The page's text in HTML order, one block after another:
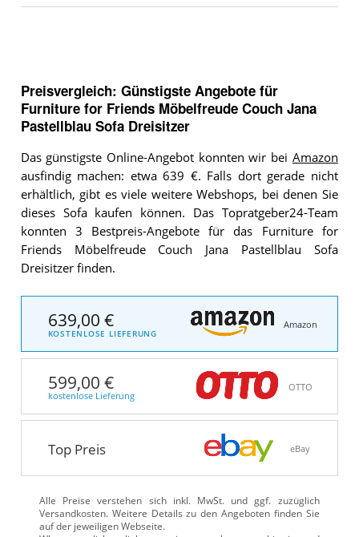
Preisvergleich: Günstigste Angebote für
Furniture for Friends Möbelfreude Couch Jana
Pastellblau Sofa Dreisitzer
Das günstigste Online-Angebot konnten wir bei Amazon
ausfindig machen: etwa 639 €. Falls dort gerade nicht
erhältlich, gibt es viele weitere Webshops, bei denen Sie
dieses Sofa kaufen können. Das Topratgeber24-Team
konnten 3 Bestpreis-Angebote für das Furniture for
Friends Möbelfreude Couch Jana Pastellblau Sofa
Dreisitzer finden.
639,00 €
KOSTENLOSE LIEFERUNG
Amazon
599,00 €
kostenlose Lieferung
OTTO
Top Preis eBay
Alle Preise verstehen sich inkl. MwSt. und ggf. zuzüglich
Versandkosten. Weitere Details zu den Angeboten finden Sie
auf der jeweiligen Webseite.